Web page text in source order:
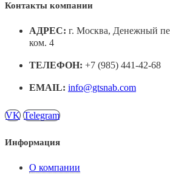
Контакты компании
АДРЕС: г. Москва, Денежный
ком. 4
ТЕЛЕФОН: +7 (985) 441-42-68
EMAIL: info@gtsnab.com
VK Telegram
Информация
О компании